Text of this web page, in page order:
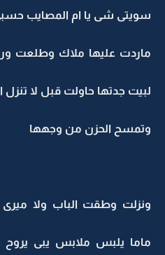
سويتى شى يا ام المصايب حسبى
ماردت عليها ملاك وطلعت
لبيت جدتها حاولت قبل لا تنزل
وتمسح الحزن من وجهها
ونزلت وطقت الباب ولا ميرى
ماما يلبس ملابس يبى